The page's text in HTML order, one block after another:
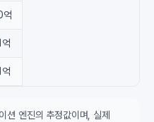
엔진의 추정값이며, 실제